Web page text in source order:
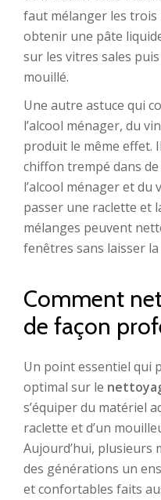
faut mélanger les trois
obtenir une pâte
sur les vitres sales
mouillé.
Une autre astuce qui
l’alcool ménager, du
produit le même effet.
chiffon trempé dans de
l’alcool ménager et
passer une raclette et
mélanges peuvent
fenêtres sans laisser
Comment
de façon
Un point essentiel qui
optimal sur le
s’équiper du matériel
raclette et d’un
Aujourd’hui, plusieurs
des générations un
et confortables faits